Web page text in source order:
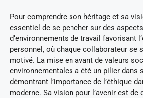
Pour comprendre son héritage et sa
essentiel de se pencher sur des
d’environnements de travail favorisant
personnel, où chaque collaborateur se
motivé. La mise en avant de valeurs
environnementales a été un pilier dans
démontrant l’importance de l’éthique
moderne. Sa vision pour l’avenir est de